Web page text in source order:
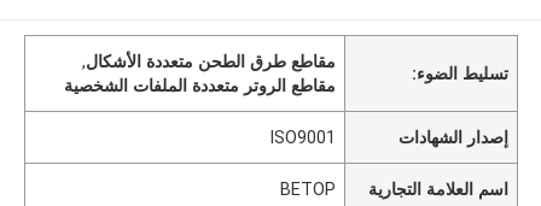
تسليط الضوء:
مقاطع طرق الطحن متعددة الأشكال,
مقاطع الروتر متعددة الملفات الشخصية
إصدار الشهادات ISO9001
اسم العلامة التجارية BETOP